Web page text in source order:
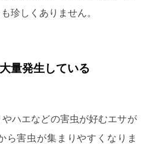
珍しくありません。
量発生している
ハエなどの害虫が好むエサが
ら害虫が集まりやすくなりま